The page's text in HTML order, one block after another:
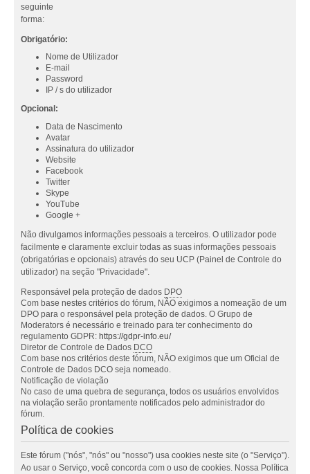
seguinte
forma:
Obrigatório:
Nome de Utilizador
E-mail
Password
IP / s do utilizador
Opcional:
Data de Nascimento
Avatar
Assinatura do utilizador
Website
Facebook
Twitter
Skype
YouTube
Google +
Não divulgamos informações pessoais a terceiros. O utilizador pode
facilmente e claramente excluir todas as suas informações pessoais
(obrigatórias e opcionais) através do seu UCP (Painel de Controle do
utilizador) na seção "Privacidade".
Responsável pela proteção de dados DPO
Com base nestes critérios do fórum, NÃO exigimos a nomeação de um
DPO para o responsável pela proteção de dados. O Grupo de
Moderators é necessário e treinado para ter conhecimento do
regulamento GDPR: https://gdpr-info.eu/
Diretor de Controle de Dados DCO
Com base nos critérios deste fórum, NÃO exigimos que um Oficial de
Controle de Dados DCO seja nomeado.
Notificação de violação
No caso de uma quebra de segurança, todos os usuários envolvidos
na violação serão prontamente notificados pelo administrador do
fórum.
Política de cookies
Este fórum ("nós", "nós" ou "nosso") usa cookies neste site (o "Serviço").
Ao usar o Serviço, você concorda com o uso de cookies. Nossa Política